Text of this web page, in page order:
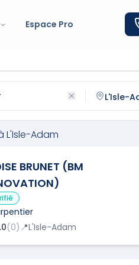
Espace Pro
un
charpentier qualifié à
L'Isle-Adam
BRUNET (BM
(0) 📍L'Isle-Adam